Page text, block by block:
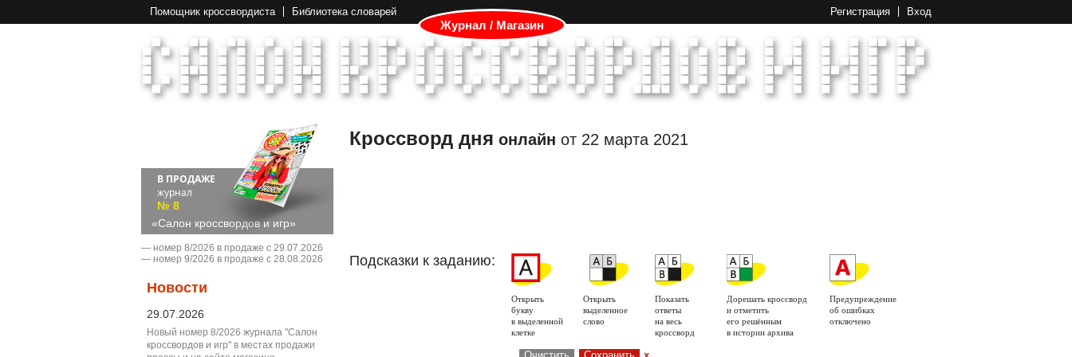
Помощник кроссвордиста Библиотека словарей
Журнал / Магазин
Регистрация Вход
В ПРОДАЖЕ
журнал
№ 8
«Салон кроссвордов и игр»
― номер 8/2026 в продаже с 29.07.2026
― номер 9/2026 в продаже с 28.08.2026
Новости
29.07.2026
Новый номер 8/2026 журнала "Салон
кроссвордов и игр" в местах продажи
Кроссворд дня онлайн от 22 марта 2021
Подсказки к заданию:
Открыть
букву
в выделенной
клетке
Открыть
выделенное
слово
Показать
ответы
на весь
кроссворд
Дорешать кроссворд
и отметить
его решённым
в истории архива
Предупреждение
об ошибках
отключено